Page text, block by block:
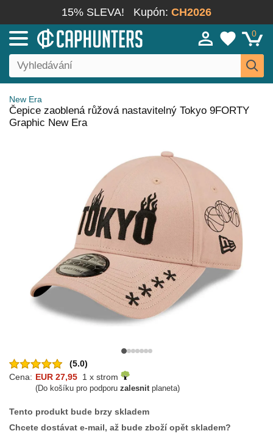
15% SLEVA! Kupón: CH2026
0
New Era
Čepice zaoblená růžová nastavitelný Tokyo 9FORTY
Graphic New Era
(5.0)
Cena: EUR 27,95 1 x strom
(Do košíku pro podporu zalesnitplaneta)
Tento produkt bude brzy skladem
Chcete dostávat e-mail, až bude zboží opět skladem?